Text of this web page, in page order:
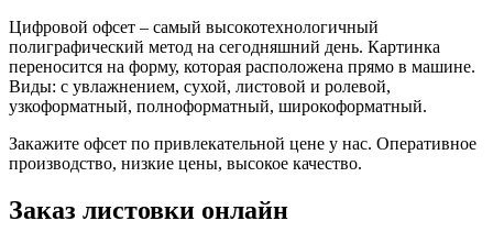
Цифровой офсет – самый высокотехнологичный
полиграфический метод на сегодняшний день. Картинка
переносится на форму, которая расположена прямо в машине.
Виды: с увлажнением, сухой, листовой и ролевой,
узкоформатный, полноформатный, широкоформатный.
Закажите офсет по привлекательной цене у нас. Оперативное
производство, низкие цены, высокое качество.
Заказ листовки онлайн